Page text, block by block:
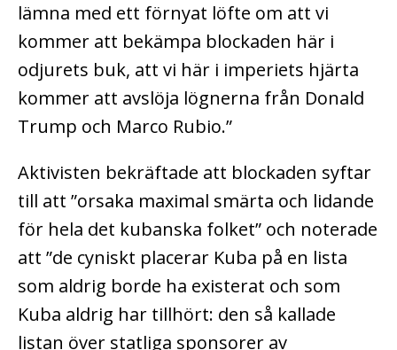
lämna med ett förnyat löfte om att vi
kommer att bekämpa blockaden här i
odjurets buk, att vi här i imperiets hjärta
kommer att avslöja lögnerna från Donald
Trump och Marco Rubio.”
Aktivisten bekräftade att blockaden syftar
till att ”orsaka maximal smärta och lidande
för hela det kubanska folket” och noterade
att ”de cyniskt placerar Kuba på en lista
som aldrig borde ha existerat och som
Kuba aldrig har tillhört: den så kallade
listan över statliga sponsorer av